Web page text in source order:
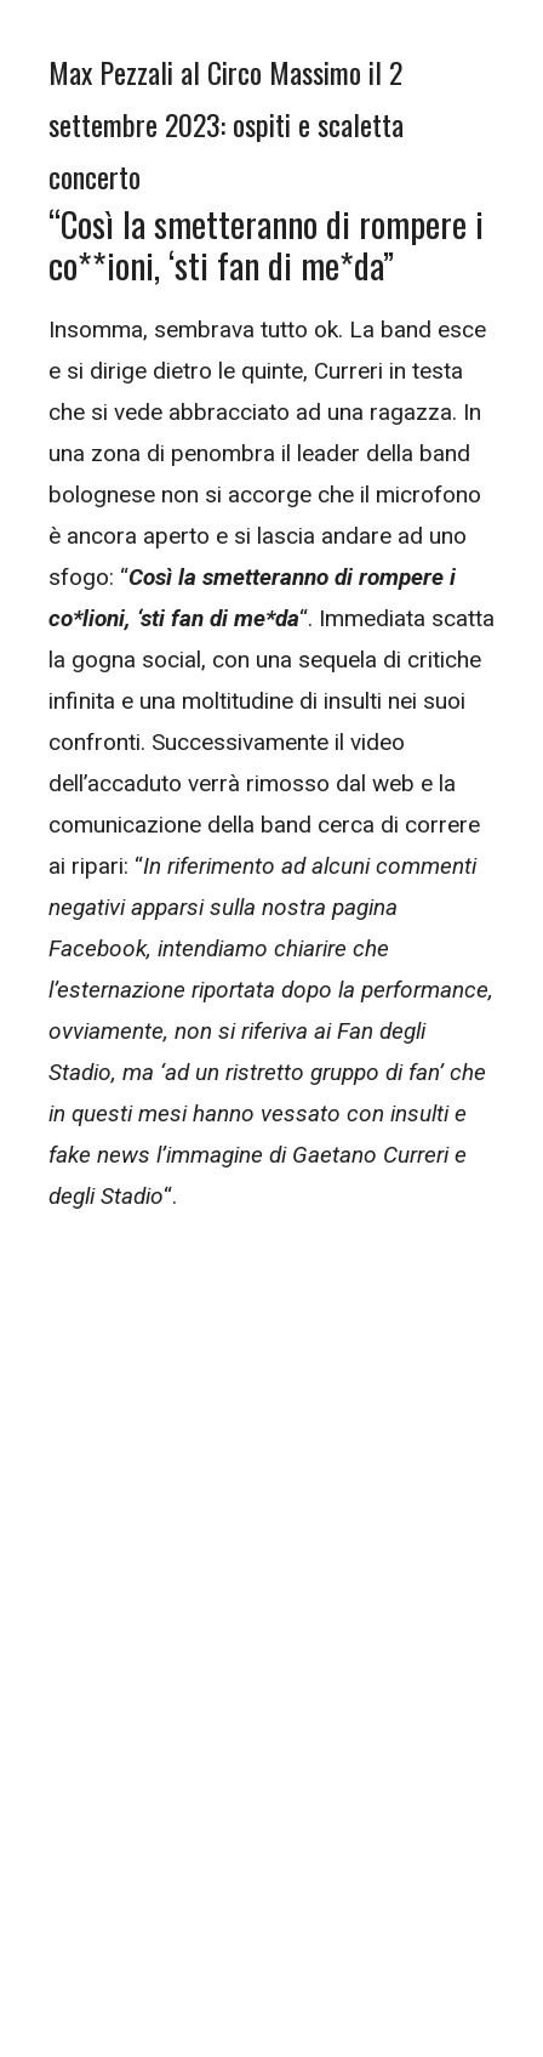
Max Pezzali al Circo Massimo il 2
settembre 2023: ospiti e scaletta
concerto
“Così la smetteranno di rompere i
co**ioni, ‘sti fan di me*da”
Insomma, sembrava tutto ok. La band esce
e si dirige dietro le quinte, Curreri in testa
che si vede abbracciato ad una ragazza. In
una zona di penombra il leader della band
bolognese non si accorge che il microfono
è ancora aperto e si lascia andare ad uno
sfogo: “Così la smetteranno di rompere i
co*lioni, ‘sti fan di me*da“. Immediata scatta
la gogna social, con una sequela di critiche
infinita e una moltitudine di insulti nei suoi
confronti. Successivamente il video
dell’accaduto verrà rimosso dal web e la
comunicazione della band cerca di correre
ai ripari: “In riferimento ad alcuni commenti
negativi apparsi sulla nostra pagina
Facebook, intendiamo chiarire che
l’esternazione riportata dopo la performance,
ovviamente, non si riferiva ai Fan degli
Stadio, ma ‘ad un ristretto gruppo di fan’ che
in questi mesi hanno vessato con insulti e
fake news l’immagine di Gaetano Curreri e
degli Stadio“.